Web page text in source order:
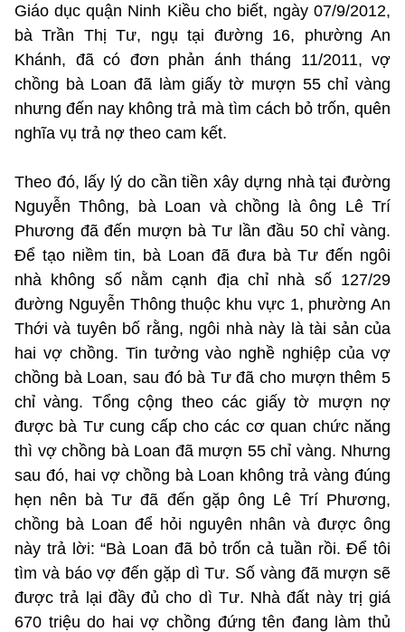
Giáo dục quận Ninh Kiều cho biết, ngày 07/9/2012,
bà Trần Thị Tư, ngụ tại đường 16, phường An
Khánh, đã có đơn phản ánh tháng 11/2011, vợ
chồng bà Loan đã làm giấy tờ mượn 55 chỉ vàng
nhưng đến nay không trả mà tìm cách bỏ trốn, quên
nghĩa vụ trả nợ theo cam kết.
Theo đó, lấy lý do cần tiền xây dựng nhà tại đường
Nguyễn Thông, bà Loan và chồng là ông Lê Trí
Phương đã đến mượn bà Tư lần đầu 50 chỉ vàng.
Để tạo niềm tin, bà Loan đã đưa bà Tư đến ngôi
nhà không số nằm cạnh địa chỉ nhà số 127/29
đường Nguyễn Thông thuộc khu vực 1, phường An
Thới và tuyên bố rằng, ngôi nhà này là tài sản của
hai vợ chồng. Tin tưởng vào nghề nghiệp của vợ
chồng bà Loan, sau đó bà Tư đã cho mượn thêm 5
chỉ vàng. Tổng cộng theo các giấy tờ mượn nợ
được bà Tư cung cấp cho các cơ quan chức năng
thì vợ chồng bà Loan đã mượn 55 chỉ vàng. Nhưng
sau đó, hai vợ chồng bà Loan không trả vàng đúng
hẹn nên bà Tư đã đến gặp ông Lê Trí Phương,
chồng bà Loan để hỏi nguyên nhân và được ông
này trả lời: “Bà Loan đã bỏ trốn cả tuần rồi. Để tôi
tìm và báo vợ đến gặp dì Tư. Số vàng đã mượn sẽ
được trả lại đầy đủ cho dì Tư. Nhà đất này trị giá
670 triệu do hai vợ chồng đứng tên đang làm thủ